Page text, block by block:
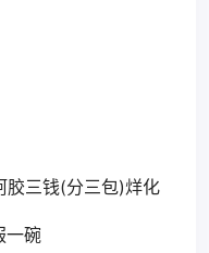
胶三钱(分三包)烊化
一碗